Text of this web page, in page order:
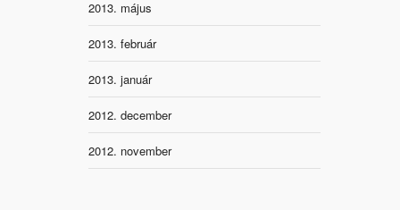
2013. május
2013. február
2013. január
2012. december
2012. november